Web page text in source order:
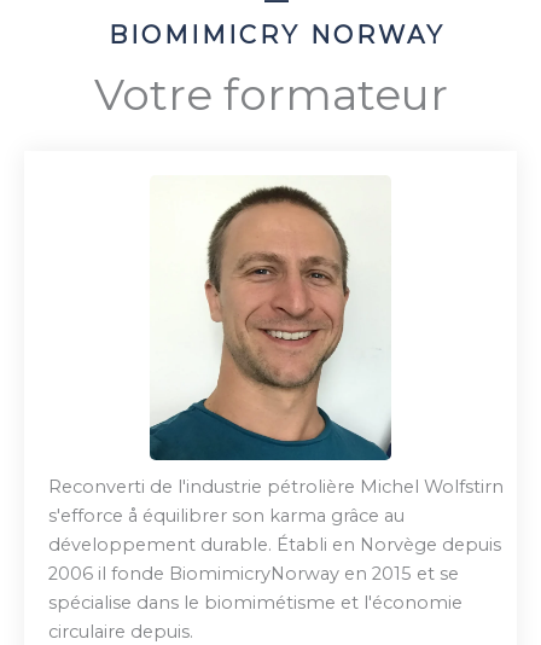
BIOMIMICRY NORWAY
Votre formateur
Reconverti de l'industrie pétrolière Michel Wolfstirn
s'efforce å équilibrer son karma grâce au
développement durable. Établi en Norvège depuis
2006 il fonde BiomimicryNorway en 2015 et se
spécialise dans le biomimétisme et l'économie
circulaire depuis.